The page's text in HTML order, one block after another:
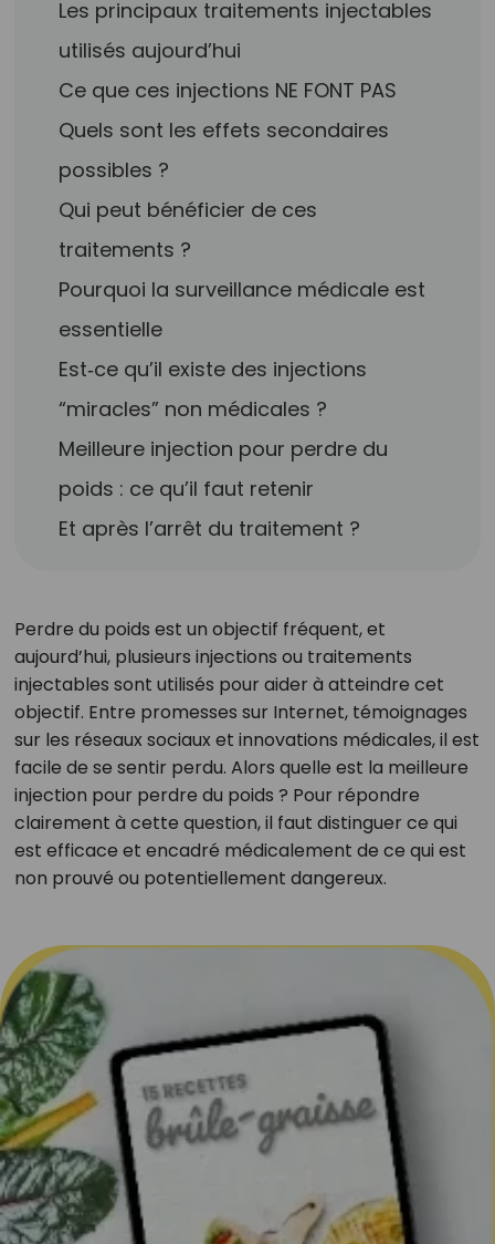
Les principaux traitements injectables
utilisés aujourd’hui
Ce que ces injections NE FONT PAS
Quels sont les effets secondaires
possibles ?
Qui peut bénéficier de ces
traitements ?
Pourquoi la surveillance médicale est
essentielle
Est‑ce qu’il existe des injections
“miracles” non médicales ?
Meilleure injection pour perdre du
poids : ce qu’il faut retenir
Et après l’arrêt du traitement ?
Perdre du poids est un objectif fréquent, et
aujourd’hui, plusieurs injections ou traitements
injectables sont utilisés pour aider à atteindre cet
objectif. Entre promesses sur Internet, témoignages
sur les réseaux sociaux et innovations médicales, il est
facile de se sentir perdu. Alors quelle est la meilleure
injection pour perdre du poids ? Pour répondre
clairement à cette question, il faut distinguer ce qui
est efficace et encadré médicalement de ce qui est
non prouvé ou potentiellement dangereux.